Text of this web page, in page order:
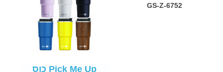
GS-Z-6752
Pick Me Up כוס